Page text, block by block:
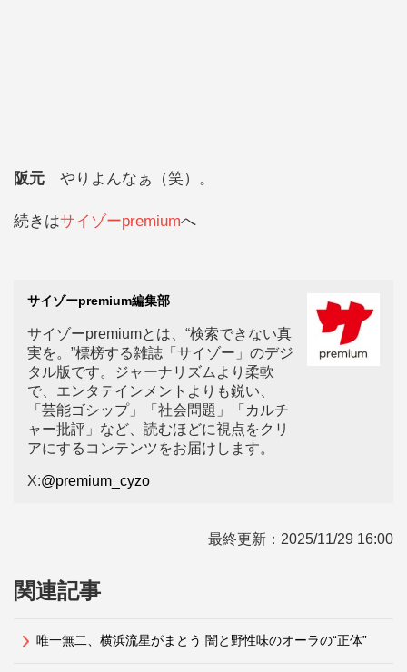
阪元 やりよんなぁ（笑）。
続きはサイゾーpremiumへ
サイゾーpremium編集部
サイゾーpremiumとは、“検索できない真
実を。”標榜する雑誌「サイゾー」のデジ
タル版です。ジャーナリズムより柔軟
で、エンタテインメントよりも鋭い、
「芸能ゴシップ」「社会問題」「カルチ
ャー批評」など、読むほどに視点をクリ
アにするコンテンツをお届けします。
X:@premium_cyzo
最終更新： 2025/11/29 16:00
関連記事
唯一無二、横浜流星がまとう 闇と野性味のオーラの“正体”